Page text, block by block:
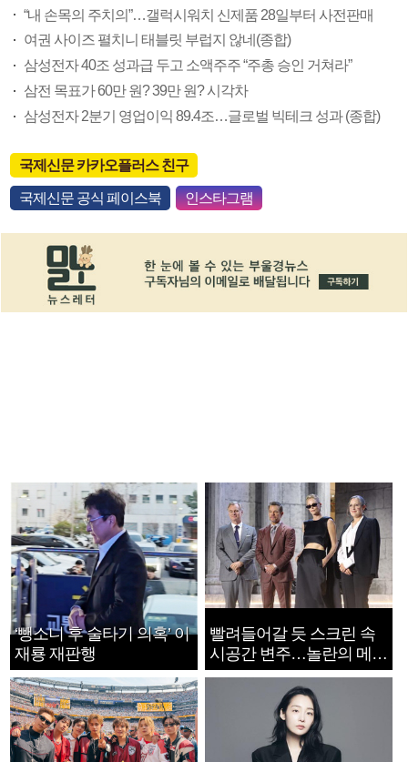
“내 손목의 주치의”…갤럭시워치 신제품 28일부터 사전판매
여권 사이즈 펼치니 태블릿 부럽지 않네(종합)
삼성전자 40조 성과급 두고 소액주주 “주총 승인 거쳐라”
삼전 목표가 60만 원? 39만 원? 시각차
삼성전자 2분기 영업이익 89.4조…글로벌 빅테크 성과 (종합)
국제신문 카카오플러스 친구
국제신문 공식 페이스북 인스타그램
‘뺑소니 후 술타기 의혹’ 이
재룡 재판행
빨려들어갈 듯 스크린 속
시공간 변주…놀란의 메시
지는 ‘전쟁 속죄’